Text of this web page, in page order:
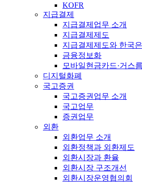
KOFR
지급결제
지급결제업무 소개
지급결제제도
지급결제제도와 한국
금융정보화
모바일현금카드·거스
디지털화폐
국고증권
국고증권업무 소개
국고업무
증권업무
외환
외환업무 소개
외환정책과 외환제도
외환시장과 환율
외환시장 구조개선
외환시장운영협의회